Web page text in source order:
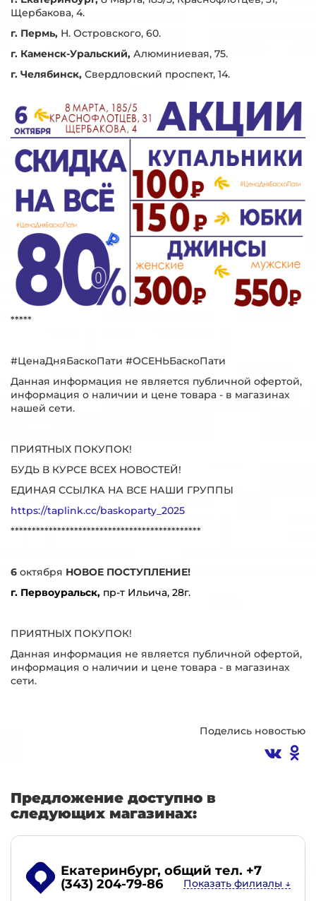
Щербакова, 4.
г. Пермь, Н. Островского, 60.
г. Каменск-Уральский, Алюминиевая, 75.
г. Челябинск, Свердловский проспект, 14.
*****
#ЦенаДняБаскоПати #ОСЕНЬБаскоПати
Данная информация не является публичной офертой,
информация о наличии и цене товара - в магазинах
нашей сети.
ПРИЯТНЫХ ПОКУПОК!
БУДЬ В КУРСЕ ВСЕХ НОВОСТЕЙ!
ЕДИНАЯ ССЫЛКА НА ВСЕ НАШИ ГРУППЫ
https://taplink.cc/baskoparty_2025
*********************************************
6 октября НОВОЕ ПОСТУПЛЕНИЕ!
г. Первоуральск, пр-т Ильича, 28г.
ПРИЯТНЫХ ПОКУПОК!
Данная информация не является публичной офертой,
информация о наличии и цене товара - в магазинах
сети.
Поделись новостью
Предложение доступно в
следующих магазинах:
Екатеринбург, общий тел. +7
(343) 204-79-86